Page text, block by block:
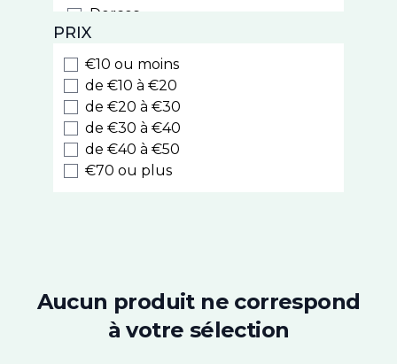
Dercos
Ducray
Furterer
Sublime Curl
Triphasic
Hei Poa
Klorane
La Rosée
Natessance
Nuxe
Phyto
PRIX
€10 ou moins
de €10 à €20
de €20 à €30
de €30 à €40
de €40 à €50
€70 ou plus
Aucun produit ne correspond
à votre sélection